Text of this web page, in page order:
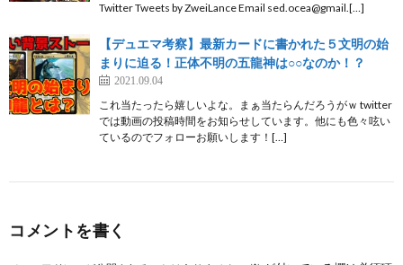
Twitter Tweets by ZweiLance Email sed.ocea@gmail.[…]
【デュエマ考察】最新カードに書かれた５文明の始
まりに迫る！正体不明の五龍神は○○なのか！？
2021.09.04
これ当たったら嬉しいよな。まぁ当たらんだろうがｗ twitter
では動画の投稿時間をお知らせしています。他にも色々呟い
ているのでフォローお願いします！[…]
コメントを書く